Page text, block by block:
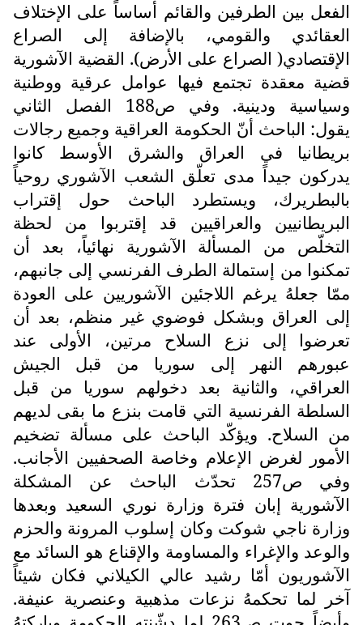
الفعل بين الطرفين والقائم أساساً على الإختلاف
العقائدي والقومي، بالإضافة إلى الصراع
الإقتصادي( الصراع على الأرض). القضية الآشورية
قضية معقدة تجتمع فيها عوامل عرقية ووطنية
وسياسية ودينية. وفي ص188 الفصل الثاني
يقول: الباحث أنّ الحكومة العراقية وجميع رجالات
بريطانيا في العراق والشرق الأوسط كانوا
يدركون جيداً مدى تعلّق الشعب الآشوري روحياً
بالبطريرك، ويستطرد الباحث حول إقتراب
البريطانيين والعراقيين قد إقتربوا من لحظة
التخلّص من المسألة الآشورية نهائياً، بعد أن
تمكنوا من إستمالة الطرف الفرنسي إلى جانبهم،
ممّا جعلهُ يرغم اللاجئين الآشوريين على العودة
إلى العراق وبشكل فوضوي غير منظم، بعد أن
تعرضوا إلى نزع السلاح مرتين، الأولى عند
عبورهم النهر إلى سوريا من قبل الجيش
العراقي، والثانية بعد دخولهم سوريا من قبل
السلطة الفرنسية التي قامت بنزع ما بقى لديهم
من السلاح. ويؤكّد الباحث على مسألة تضخيم
الأمور لغرض الإعلام وخاصة الصحفيين الأجانب.
وفي ص257 تحدّث الباحث عن المشكلة
الآشورية إبان فترة وزارة نوري السعيد وبعدها
وزارة ناجي شوكت وكان إسلوب المرونة والحزم
والوعد والإغراء والمساومة والإقناع هو السائد مع
الآشوريون أمّا رشيد عالي الكيلاني فكان شيئاً
آخر لما تحكمهُ نزعات مذهبية وعنصرية عنيفة.